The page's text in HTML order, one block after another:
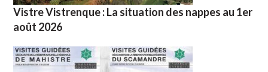
Vistre Vistrenque : La situation des nappes au 1er
août 2026